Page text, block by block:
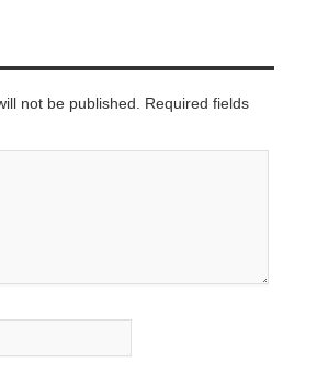
not be published. Required fields